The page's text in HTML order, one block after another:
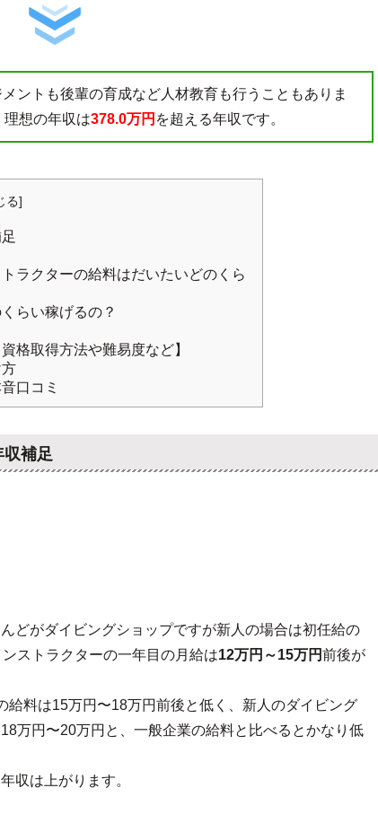
ントも後輩の育成など人材教育も行うこともありま
理想の年収は378.0万円 を超える年収です。
る]
ラクターの給料はだいたいどのくら
らい稼げるの？
格取得方法や難易度など】
口コミ
収補足
どがダイビングショップですが新人の場合は初任給の
ストラクターの一年目の月給は12万円～15万円前後が
給料は15万円〜18万円前後と低く、新人のダイビング
万円〜20万円と、一般企業の給料と比べるとかなり低
収は上がります。